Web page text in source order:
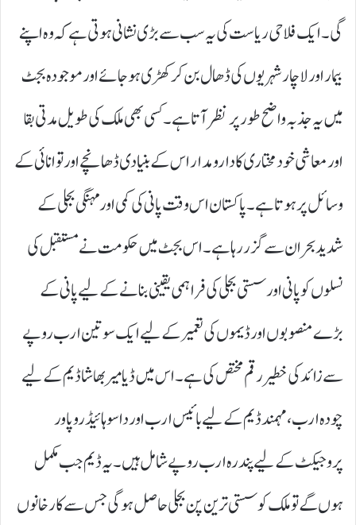
گی۔ ایک فلاحی ریاست کی یہ سب سے بڑی نشانی ہوتی ہے کہ وہ اپنے
بیمار اور لاچار شہریوں کی ڈھال بن کر کھڑی ہو جائے اور موجودہ بجٹ
میں یہ جذبہ واضح طور پر نظر آتا ہے۔ کسی بھی ملک کی طویل مدتی بقا
اور معاشی خودمختاری کا دارومدار اس کے بنیادی ڈھانچے اور توانائی کے
وسائل پر ہوتا ہے۔ پاکستان اس وقت پانی کی کمی اور مہنگی بجلی کے
شدید بحران سے گزر رہا ہے۔ اس بجٹ میں حکومت نے مستقبل کی
نسلوں کو پانی اور سستی بجلی کی فراہمی یقینی بنانے کے لیے پانی کے
بڑے منصوبوں اور ڈیموں کی تعمیر کے لیے ایک سو تین ارب روپے
سے زائد کی خطیر رقم مختص کی ہے۔ اس میں ڈیامیر بھاشا ڈیم کے لیے
چودہ ارب، مہمند ڈیم کے لیے بائیس ارب اور داسو ہائیڈرو پاور
پروجیکٹ کے لیے پندرہ ارب روپے شامل ہیں۔ یہ ڈیم جب مکمل
ہوں گے تو ملک کو سستی ترین پن بجلی حاصل ہوگی جس سے کارخانوں